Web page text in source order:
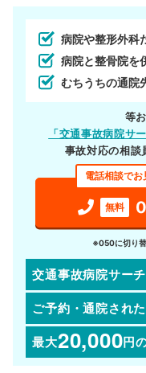
病院や整形外科
病院と整骨院を
むちうちの通院
等
「交通事故病院サ
事故対応の相談
電話相談で
無料
※050に切り替
交通事故病院サー
ご予約・通院され
最大20,000円